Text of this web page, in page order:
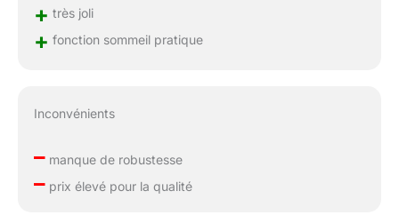
+ très joli
+ fonction sommeil pratique
Inconvénients
–manque de robustesse
–prix élevé pour la qualité